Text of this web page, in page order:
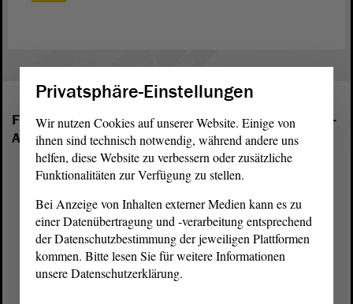
Folgende Fraktionen sind im Landtag von Sachsen-
Anhalt vertreten:
Privatsphäre-Einstellungen
Wir nutzen Cookies auf unserer Website. Einige von
ihnen sind technisch notwendig, während andere uns
helfen, diese Website zu verbessern oder zusätzliche
Funktionalitäten zur Verfügung zu stellen.
Bei Anzeige von Inhalten externer Medien kann es zu
einer Datenübertragung und -verarbeitung entsprechend
der Datenschutzbestimmung der jeweiligen Plattformen
kommen. Bitte lesen Sie für weitere Informationen
unsere Datenschutzerklärung.